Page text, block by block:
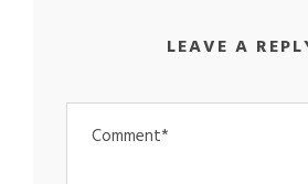
LEAVE A